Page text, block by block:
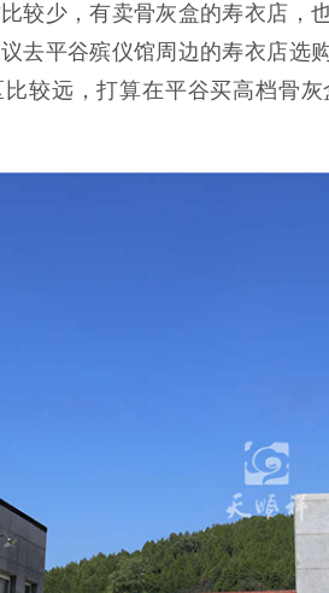
较少，有卖骨灰盒的寿衣店，
去平谷殡仪馆周边的寿衣店选
较远，打算在平谷买高档骨